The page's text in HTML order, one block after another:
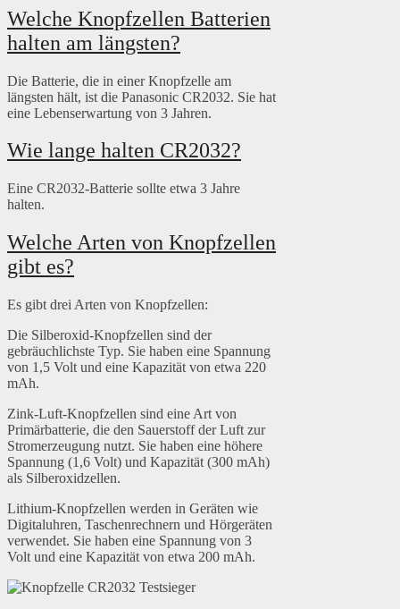
Welche Knopfzellen Batterien
halten am längsten?
Die Batterie, die in einer Knopfzelle am
längsten hält, ist die Panasonic CR2032. Sie hat
eine Lebenserwartung von 3 Jahren.
Wie lange halten CR2032?
Eine CR2032-Batterie sollte etwa 3 Jahre
halten.
Welche Arten von Knopfzellen
gibt es?
Es gibt drei Arten von Knopfzellen:
Die Silberoxid-Knopfzellen sind der
gebräuchlichste Typ. Sie haben eine Spannung
von 1,5 Volt und eine Kapazität von etwa 220
mAh.
Zink-Luft-Knopfzellen sind eine Art von
Primärbatterie, die den Sauerstoff der Luft zur
Stromerzeugung nutzt. Sie haben eine höhere
Spannung (1,6 Volt) und Kapazität (300 mAh)
als Silberoxidzellen.
Lithium-Knopfzellen werden in Geräten wie
Digitaluhren, Taschenrechnern und Hörgeräten
verwendet. Sie haben eine Spannung von 3
Volt und eine Kapazität von etwa 200 mAh.